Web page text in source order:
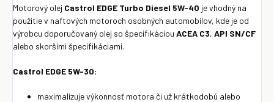
Motorový olej Castrol EDGE Turbo Diesel 5W-40 je vhodný na
použitie v naftových motoroch osobných automobilov, kde je od
výrobcu doporučovaný olej so špecifikáciou ACEA C3, API SN/CF
alebo skoršími špecifikáciami.
Castrol EDGE 5W-30:
maximalizuje výkonnosť motora či už krátkodobú alebo